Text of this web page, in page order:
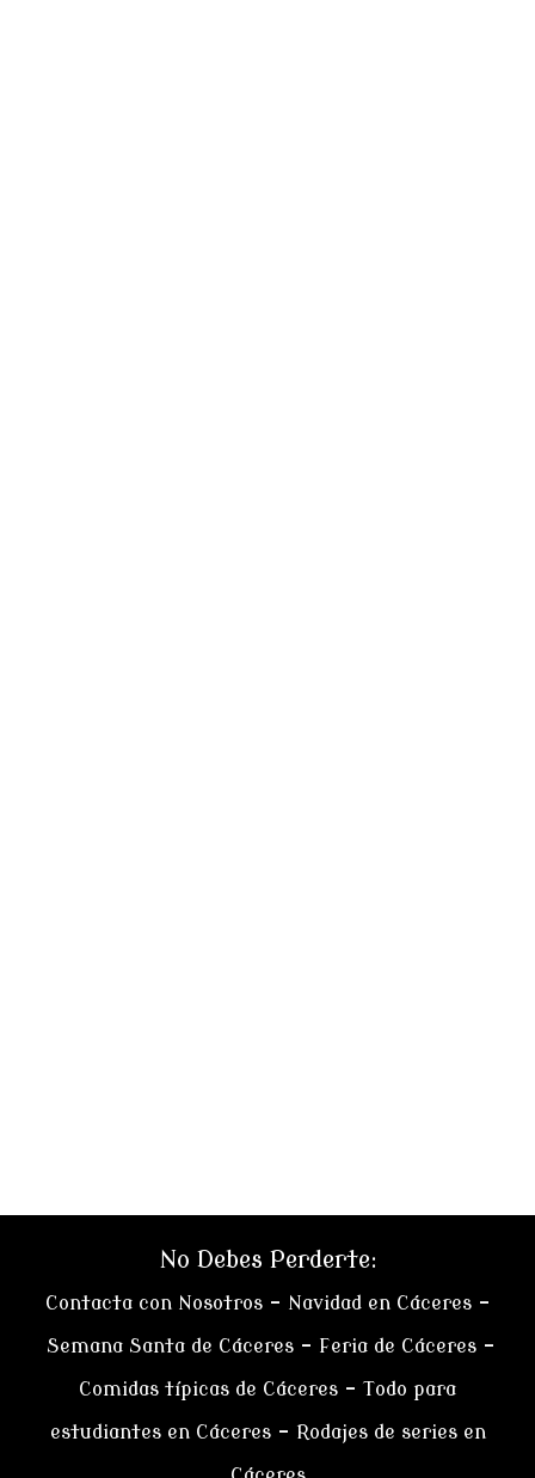
No Debes Perderte:
Contacta con Nosotros– Navidad en Cáceres–
Semana Santa de Cáceres– Feria de Cáceres –
Comidas típicas de Cáceres – Todo para
estudiantes en Cáceres– Rodajes de series en